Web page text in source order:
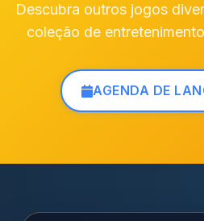
Descubra outros jogos
coleção de
AGENDA DE